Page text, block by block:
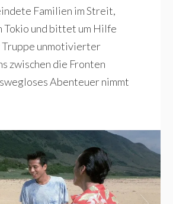
Familien im Streit,
Tokio und bittet um Hilfe
unmotivierter
zwischen die Fronten
Abenteuer nimmt